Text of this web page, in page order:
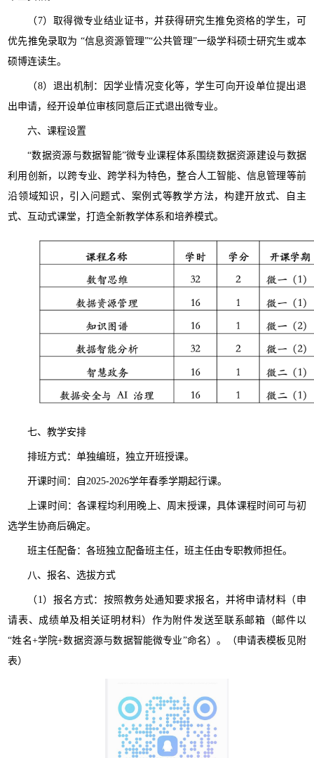
（7）取得微专业结业证书，并获得研究生推免资格的学生，可
优先推免录取为 “信息资源管理”“公共管理”一级学科硕士研究生或本
硕博连读生。
（8）退出机制：因学业情况变化等，学生可向开设单位提出退
出申请，经开设单位审核同意后正式退出微专业。
六、课程设置
“数据资源与数据智能”微专业课程体系围绕数据资源建设与数据
利用创新，以跨专业、跨学科为特色，整合人工智能、信息管理等前
沿领域知识，引入问题式、案例式等教学方法，构建开放式、自主
式、互动式课堂，打造全新教学体系和培养模式。
七、教学安排
排班方式：单独编班，独立开班授课。
开课时间：自2025-2026学年春季学期起行课。
上课时间：各课程均利用晚上、周末授课，具体课程时间可与初
选学生协商后确定。
班主任配备：各班独立配备班主任，班主任由专职教师担任。
八、报名、选拔方式
（1）报名方式：按照教务处通知要求报名，并将申请材料（申
请表、成绩单及相关证明材料）作为附件发送至联系邮箱（邮件以
“姓名+学院+数据资源与数据智能微专业”命名）。（申请表模板见附
表）